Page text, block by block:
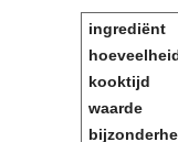
Artikelen
Foto's
Links